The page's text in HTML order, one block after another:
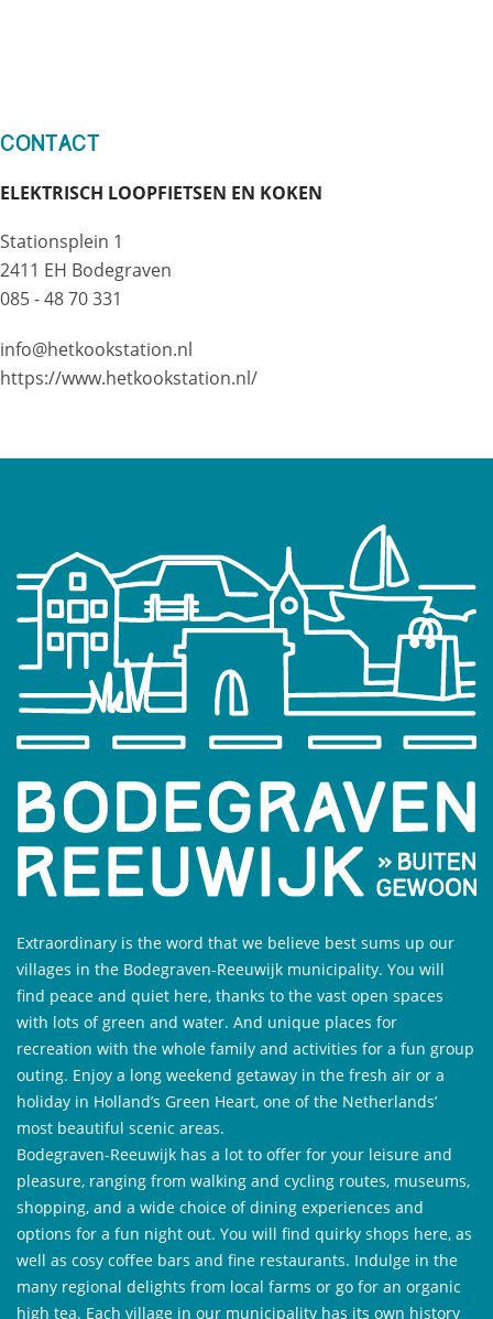
Contact
ELEKTRISCH LOOPFIETSEN EN KOKEN
Stationsplein 1
2411 EH Bodegraven
085 - 48 70 331
info@hetkookstation.nl
https://www.hetkookstation.nl/
Extraordinary is the word that we believe best sums up our
villages in the Bodegraven-Reeuwijk municipality. You will
find peace and quiet here, thanks to the vast open spaces
with lots of green and water. And unique places for
recreation with the whole family and activities for a fun group
outing. Enjoy a long weekend getaway in the fresh air or a
holiday in Holland’s Green Heart, one of the Netherlands’
most beautiful scenic areas.
Bodegraven-Reeuwijk has a lot to offer for your leisure and
pleasure, ranging from walking and cycling routes, museums,
shopping, and a wide choice of dining experiences and
options for a fun night out. You will find quirky shops here, as
well as cosy coffee bars and fine restaurants. Indulge in the
many regional delights from local farms or go for an organic
high tea. Each village in our municipality has its own history